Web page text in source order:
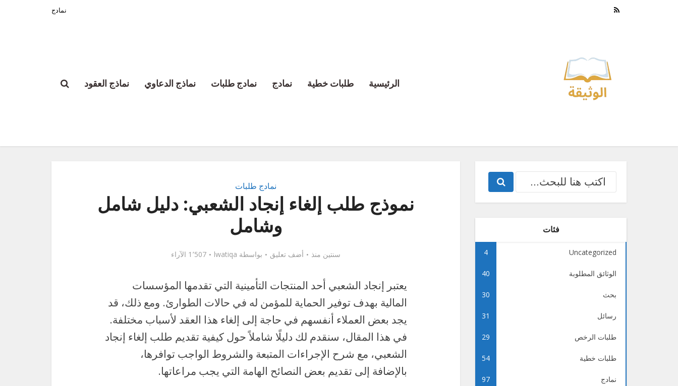
نمادج
الرئيسية طلبات خطية نمادج نمادج طلبات نماذج الدعاوي نماذج العقود
نمادج طلبات
نموذج طلب إلغاء إنجاد الشعبي: دليل شامل
وشامل
سنتين منذ أضف تعليق بواسطة lwatiqa 1٬507 الآراء
يعتبر إنجاد الشعبي أحد المنتجات التأمينية التي تقدمها المؤسسات
المالية بهدف توفير الحماية للمؤمن له في حالات الطوارئ. ومع ذلك، قد
يجد بعض العملاء أنفسهم في حاجة إلى إلغاء هذا العقد لأسباب مختلفة.
في هذا المقال، سنقدم لك دليلًا شاملاً حول كيفية تقديم طلب إلغاء إنجاد
الشعبي، مع شرح الإجراءات المتبعة والشروط الواجب توافرها،
بالإضافة إلى تقديم بعض النصائح الهامة التي يجب مراعاتها.
فئات
Uncategorized
4
الوثائق المطلوبة 40
بحث 30
رسائل 31
طلبات الرخص 29
طلبات خطية 54
نمادج 97